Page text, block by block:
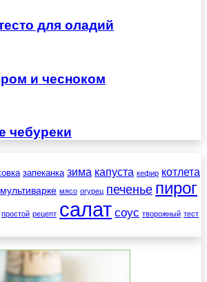
для оладий
и чесноком
чебуреки
запеканка зима капуста кефир котлета
мультиварке мясо огурец печенье пирог
простой рецепт салат соус творожный тест